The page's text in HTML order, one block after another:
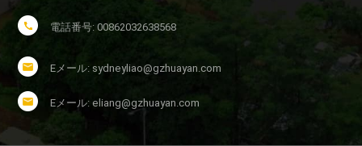
電話番号: 00862032638568
Eメール: sydneyliao@gzhuayan.com
Eメール: eliang@gzhuayan.com